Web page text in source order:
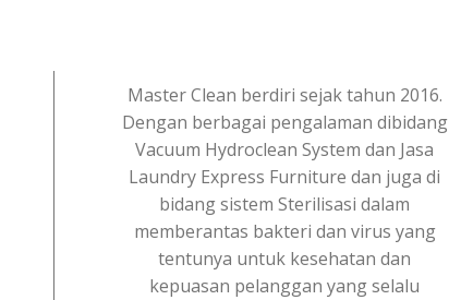
Master Clean berdiri sejak tahun 2016.
Dengan berbagai pengalaman dibidang
Vacuum Hydroclean System dan Jasa
Laundry Express Furniture dan juga di
bidang sistem Sterilisasi dalam
memberantas bakteri dan virus yang
tentunya untuk kesehatan dan
kepuasan pelanggan yang selalu